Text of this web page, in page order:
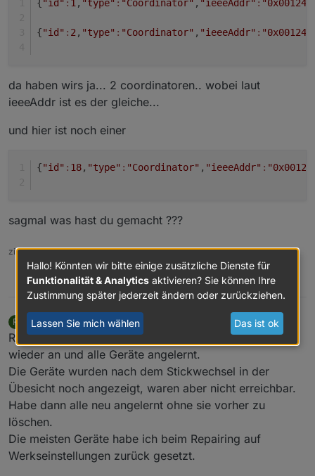
{"id" : 1, "type" : "Coordinator" , "ieeeAddr" :
{"id" : 2, "type" : "Coordinator" , "ieeeAddr" :
da haben wirs ja... 2 coordinatoren.. wobei laut
ieeeAddr ist es der gleiche...
und hier ist noch einer
{"id" : 18, "type" : "Coordinator" , "ieeeAddr" :
sagmal was hast du gemacht ???
zigbee hab ich, zwave auch, nuc's genauso und HA auch
0
R
Offline
Rushmed MOST ACTIVE schrieb am 25. März 2020, 08:49
zuletzt editiert von Rushmed
Raspi aus, alter Stick raus, neuer Stick rein, Raspi
wieder an und alle Geräte angelernt.
Die Geräte wurden nach dem Stickwechsel in der
Übesicht noch angezeigt, waren aber nicht erreichbar.
Habe dann alle neu angelernt ohne sie vorher zu
löschen.
Die meisten Geräte habe ich beim Repairing auf
Werkseinstellungen zurück gesetzt.
Hallo! Könnten wir bitte einige zusätzliche Dienste für
Funktionalität & Analytics aktivieren? Sie können Ihre
Zustimmung später jederzeit ändern oder zurückziehen.
Lassen Sie mich wählen Das ist ok